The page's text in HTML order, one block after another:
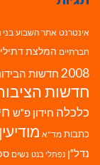
אינטרנט אתר השבועבני
חברתיים המלצת דתילי
2008 חדשות
חדשות
כלכלה חידון פ"ש
כתבות מד"א מודיעין
נדל"ן נפתלי בנט נשים